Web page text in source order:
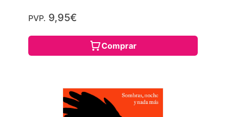
PVP. 9,95€
Comprar